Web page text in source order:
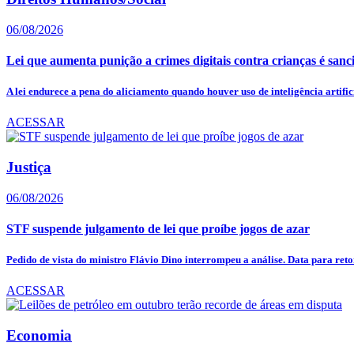
06/08/2026
Lei que aumenta punição a crimes digitais contra crianças é
A lei endurece a pena do aliciamento quando houver uso de inteligência
ACESSAR
Justiça
06/08/2026
STF suspende julgamento de lei que proíbe jogos de azar
Pedido de vista do ministro Flávio Dino interrompeu a análise. Data para
ACESSAR
Economia